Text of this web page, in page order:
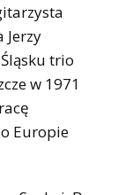
Jerzy
trio
w 1971
Europie